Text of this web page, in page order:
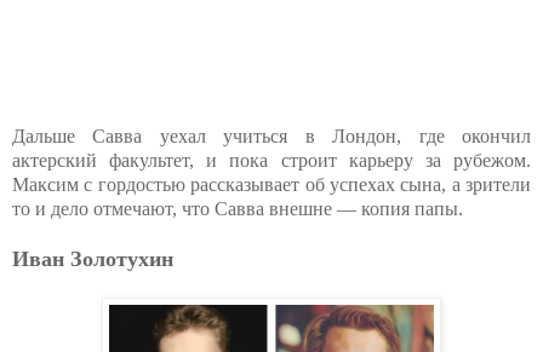
Дальше Савва уехал учиться в Лондон, где окончил
актерский факультет, и пока строит карьеру за рубежом.
Максим с гордостью рассказывает об успехах сына, а зрители
то и дело отмечают, что Савва внешне — копия папы.
Иван Золотухин